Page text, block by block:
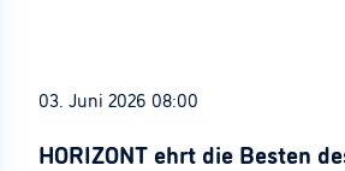
03. Juni 2026 08:00
HORIZONT ehrt die Besten